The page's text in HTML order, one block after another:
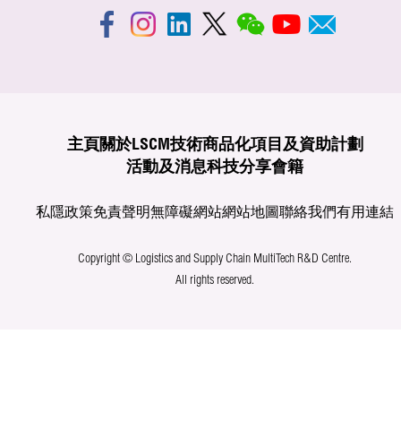
主頁 關於LSCM技術商品化項目及資助計劃
活動及消息科技分享會籍
私隱政策免責聲明無障礙網站網站地圖聯絡我們有用連結
Copyright © Logistics and Supply Chain MultiTech R&D Centre.
All rights reserved.